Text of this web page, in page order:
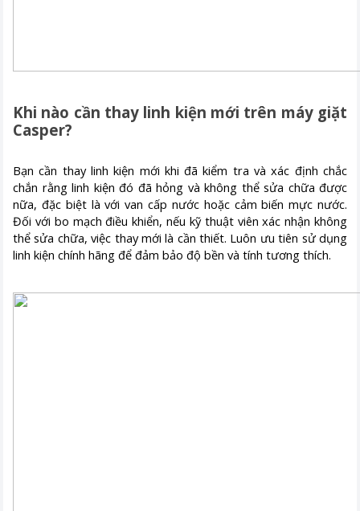
Khi nào cần thay linh kiện mới trên máy giặt
Casper?
Bạn cần thay linh kiện mới khi đã kiểm tra và xác định chắc
chắn rằng linh kiện đó đã hỏng và không thể sửa chữa được
nữa, đặc biệt là với van cấp nước hoặc cảm biến mực nước.
Đối với bo mạch điều khiển, nếu kỹ thuật viên xác nhận không
thể sửa chữa, việc thay mới là cần thiết. Luôn ưu tiên sử dụng
linh kiện chính hãng để đảm bảo độ bền và tính tương thích.